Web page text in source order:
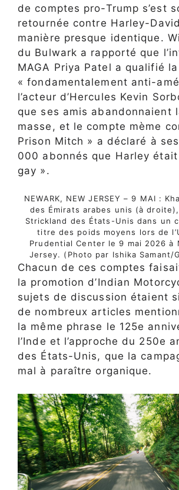
de comptes pro-Trump s’est
retournée contre Harley-
manière presque identique.
du Bulwark a rapporté que
MAGA Priya Patel a qualifié
« fondamentalement anti-
l’acteur d’Hercules Kevin
que ses amis abandonnaient
masse, et le compte mème
Prison Mitch » a déclaré à
000 abonnés que Harley
gay ».
NEWARK, NEW JERSEY – 9 MAI :
des Émirats arabes unis (à
Strickland des États-Unis dans un
titre des poids moyens lors de
Prudential Center le 9 mai 2026 à
Jersey. (Photo par Ishika Samant/
Chacun de ces comptes
la promotion d’Indian
sujets de discussion étaient
de nombreux articles
la même phrase le 125e
l’Inde et l’approche du 250e
des États-Unis, que la
mal à paraître organique.